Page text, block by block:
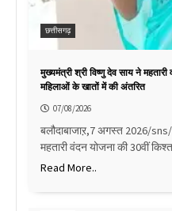
छत्तीसगढ़
मुख्यमंत्री श्री विष्णु देव साय ने
महिलाओं के खातों में की अंतरित
07/08/2026
बलौदाबाजाऱ,7 अगस्त 2026/
महतारी वंदन योजना की 30वीं
Read More..